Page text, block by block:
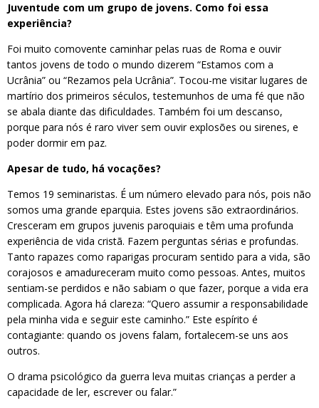
Juventude com um grupo de jovens. Como foi essa
experiência?
Foi muito comovente caminhar pelas ruas de Roma e ouvir
tantos jovens de todo o mundo dizerem “Estamos com a
Ucrânia” ou “Rezamos pela Ucrânia”. Tocou-me visitar lugares de
martírio dos primeiros séculos, testemunhos de uma fé que não
se abala diante das dificuldades. Também foi um descanso,
porque para nós é raro viver sem ouvir explosões ou sirenes, e
poder dormir em paz.
Apesar de tudo, há vocações?
Temos 19 seminaristas. É um número elevado para nós, pois não
somos uma grande eparquia. Estes jovens são extraordinários.
Cresceram em grupos juvenis paroquiais e têm uma profunda
experiência de vida cristã. Fazem perguntas sérias e profundas.
Tanto rapazes como raparigas procuram sentido para a vida, são
corajosos e amadureceram muito como pessoas. Antes, muitos
sentiam-se perdidos e não sabiam o que fazer, porque a vida era
complicada. Agora há clareza: “Quero assumir a responsabilidade
pela minha vida e seguir este caminho.” Este espírito é
contagiante: quando os jovens falam, fortalecem-se uns aos
outros.
O drama psicológico da guerra leva muitas crianças a perder a
capacidade de ler, escrever ou falar.”